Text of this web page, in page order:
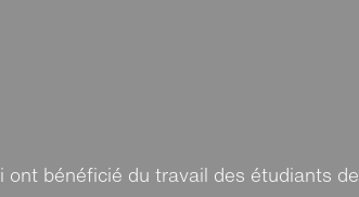
ont bénéficié du travail des étudiants de